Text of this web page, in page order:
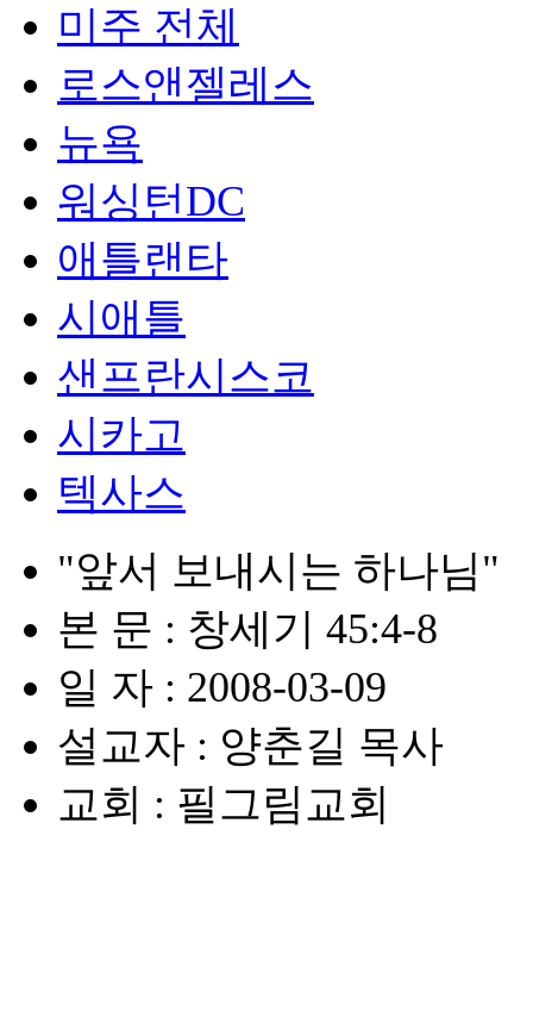
미주 전체
로스앤젤레스
뉴욕
워싱턴DC
애틀랜타
시애틀
샌프란시스코
시카고
텍사스
"앞서 보내시는 하나님"
본 문 : 창세기 45:4-8
일 자 : 2008-03-09
설교자 : 양춘길 목사
교회 : 필그림교회